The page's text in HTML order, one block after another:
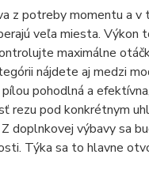
z potreby momentu a
veľa miesta.
maximálne
nájdete aj medzi
pohodlná a
rezu pod konkrétnym
doplnkovej výbavy sa
Týka sa to hlavne